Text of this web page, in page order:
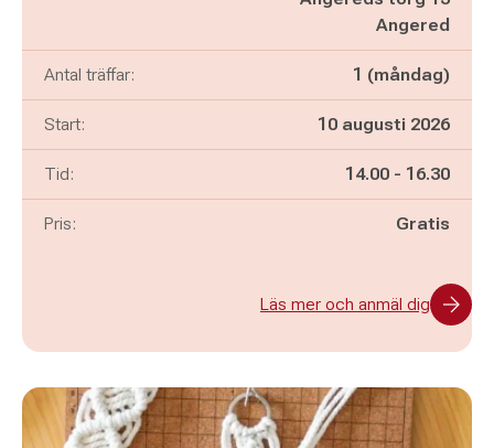
Angered
Antal träffar: 1 (måndag)
Start: 10 augusti 2026
Tid: Pågår mellan
14.00 - och
16.30
Pris: Gratis
Läs mer och anmäl dig